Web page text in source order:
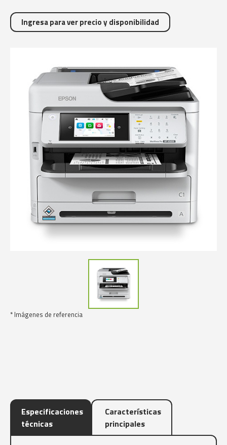
* Imágenes de referencia
Ingresa para ver precio y disponibilidad
Especificaciones
técnicas
Características
principales